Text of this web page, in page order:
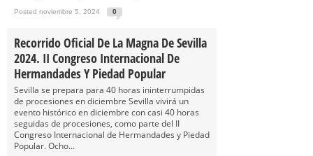
Posted noviembre 5, 2024 0
Recorrido Oficial De La Magna De Sevilla
2024. II Congreso Internacional De
Hermandades Y Piedad Popular
Sevilla se prepara para 40 horas ininterrumpidas
de procesiones en diciembre Sevilla vivirá un
evento histórico en diciembre con casi 40 horas
seguidas de procesiones, como parte del II
Congreso Internacional de Hermandades y Piedad
Popular. Ocho...